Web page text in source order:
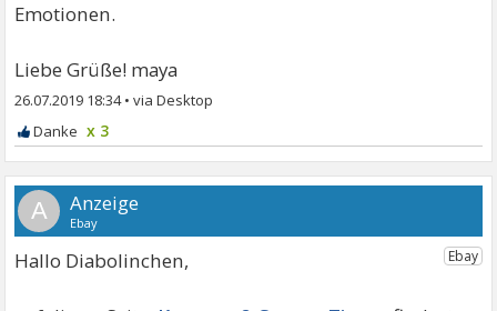
Emotionen.
Liebe Grüße! maya
26.07.2019 18:34•
x 3
A
Hallo Diabolinchen,